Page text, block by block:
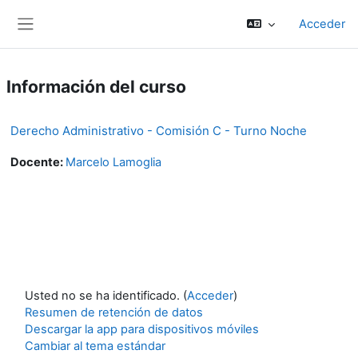
Acceder
Información del curso
Derecho Administrativo - Comisión C - Turno Noche
Docente: Marcelo Lamoglia
Usted no se ha identificado. (Acceder)
Resumen de retención de datos
Descargar la app para dispositivos móviles
Cambiar al tema estándar